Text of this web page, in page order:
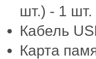
шт.) - 1 шт.
Кабель
Карта